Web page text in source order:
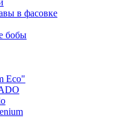
в фасовке
бобы
Eco"